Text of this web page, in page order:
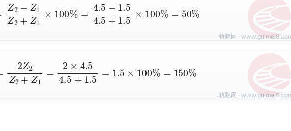
2Z2Z2+Z1=2×4.54.5+1.5=1.5×100%=150%